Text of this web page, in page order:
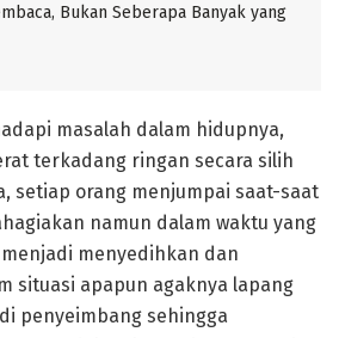
Bukan Seberapa Banyak yang
masalah dalam hidupnya,
terkadang ringan secara silih
setiap orang menjumpai saat-saat
namun dalam waktu yang
menyedihkan dan
situasi apapun agaknya lapang
penyeimbang sehingga